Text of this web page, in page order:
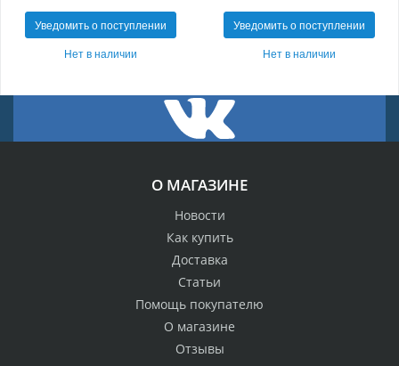
Уведомить о поступлении
Нет в наличии
Уведомить о поступлении
Нет в наличии
О МАГАЗИНЕ
Новости
Как купить
Доставка
Статьи
Помощь покупателю
О магазине
Отзывы